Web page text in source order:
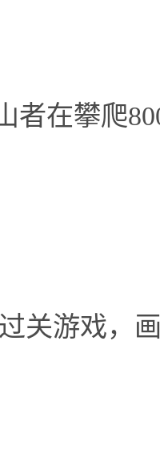
者在攀爬
关游戏，